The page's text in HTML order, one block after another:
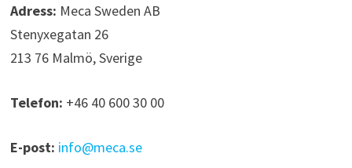
Adress: Meca Sweden AB
Stenyxegatan 26
213 76 Malmö, Sverige
Telefon: +46 40 600 30 00
E-post: info@meca.se